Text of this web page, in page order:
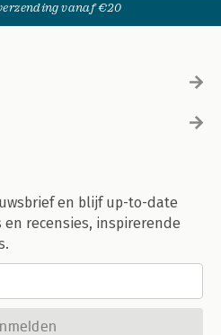
vanaf €20
en blijf up-to-date
recensies, inspirerende